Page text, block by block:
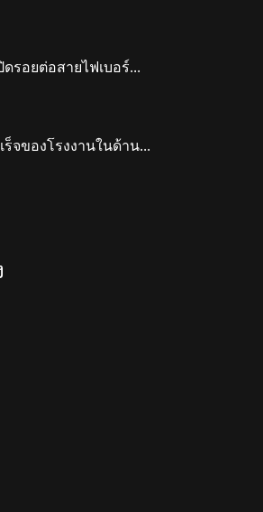
รอยต่อสายไฟเบอร์...
ร็จของโรงงานในด้าน...